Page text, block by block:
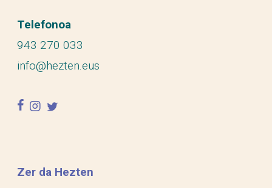
Telefonoa
943 270 033
info@hezten.eus
facebook
instagram
twitter
Zer da Hezten